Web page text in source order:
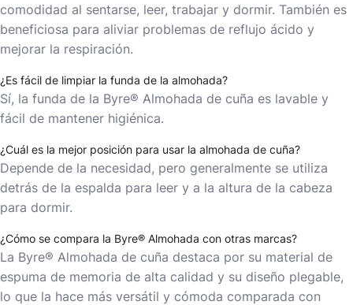
comodidad al sentarse, leer, trabajar y dormir. También es
beneficiosa para aliviar problemas de reflujo ácido y
mejorar la respiración.
¿Es fácil de limpiar la funda de la almohada?
Sí, la funda de la Byre® Almohada de cuña es lavable y
fácil de mantener higiénica.
¿Cuál es la mejor posición para usar la almohada de cuña?
Depende de la necesidad, pero generalmente se utiliza
detrás de la espalda para leer y a la altura de la cabeza
para dormir.
¿Cómo se compara la Byre® Almohada con otras marcas?
La Byre® Almohada de cuña destaca por su material de
espuma de memoria de alta calidad y su diseño plegable,
lo que la hace más versátil y cómoda comparada con